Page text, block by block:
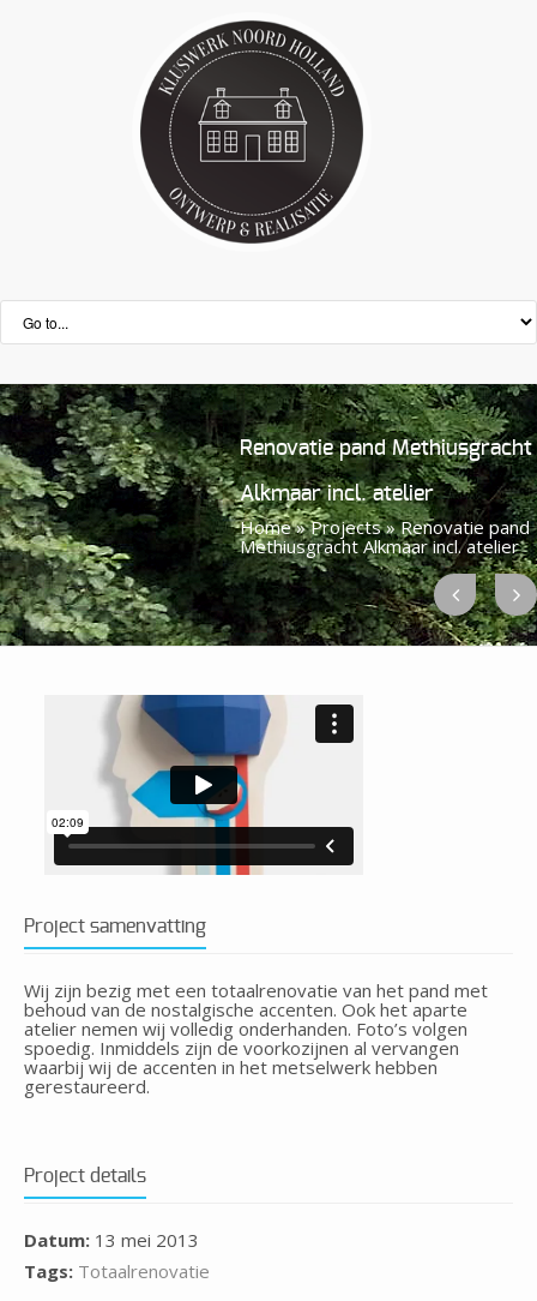
Renovatie pand Methiusgracht
Alkmaar incl. atelier
Home »Projects»Renovatie pand
Methiusgracht Alkmaar incl. atelier
Project samenvatting
Wij zijn bezig met een totaalrenovatie van het pand met
behoud van de nostalgische accenten. Ook het aparte
atelier nemen wij volledig onderhanden. Foto’s volgen
spoedig. Inmiddels zijn de voorkozijnen al vervangen
waarbij wij de accenten in het metselwerk hebben
gerestaureerd.
Project details
Datum: 13 mei 2013
Tags: Totaalrenovatie